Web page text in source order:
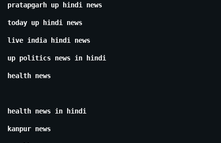
pratapgarh up hindi news
today up hindi news
live india hindi news
up politics news in hindi
health news
health news in hindi
kanpur news